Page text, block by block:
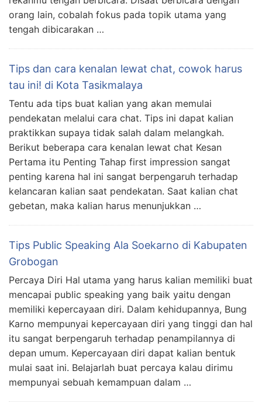
orang lain, cobalah fokus pada topik utama yang
tengah dibicarakan …
Tips dan cara kenalan lewat chat, cowok harus
tau ini! di Kota Tasikmalaya
Tentu ada tips buat kalian yang akan memulai
pendekatan melalui cara chat. Tips ini dapat kalian
praktikkan supaya tidak salah dalam melangkah.
Berikut beberapa cara kenalan lewat chat Kesan
Pertama itu Penting Tahap first impression sangat
penting karena hal ini sangat berpengaruh terhadap
kelancaran kalian saat pendekatan. Saat kalian chat
gebetan, maka kalian harus menunjukkan …
Tips Public Speaking Ala Soekarno di Kabupaten
Grobogan
Percaya Diri Hal utama yang harus kalian memiliki buat
mencapai public speaking yang baik yaitu dengan
memiliki kepercayaan diri. Dalam kehidupannya, Bung
Karno mempunyai kepercayaan diri yang tinggi dan hal
itu sangat berpengaruh terhadap penampilannya di
depan umum. Kepercayaan diri dapat kalian bentuk
mulai saat ini. Belajarlah buat percaya kalau dirimu
mempunyai sebuah kemampuan dalam …